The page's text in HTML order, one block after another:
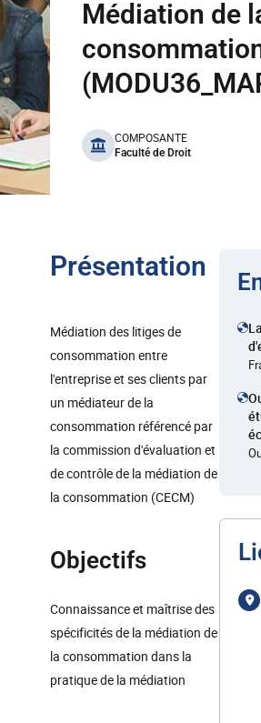
Médiation de
benefits
COMPOSANTE
Faculté de Droit
Présentation
Médiation des litiges de
consommation entre
l'entreprise et ses clients par
un médiateur de la
consommation référencé par
la commission d'évaluation et
de contrôle de la médiation de
la consommation (CECM)
Objectifs
Connaissance et maîtrise des
spécificités de la médiation de
la consommation dans la
pratique de la médiation